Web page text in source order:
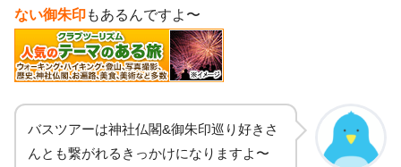
ない御朱印もあるんですよ〜
バスツアーは神社仏閣&御朱印巡り好きさ
んとも繋がれるきっかけになりますよ〜